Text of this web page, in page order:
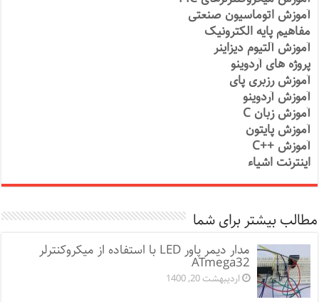
آموزش اتوماسیون صنعتی
مفاهیم پایه الکترونیک
آموزش آلتیوم دیزاینر
پروژه های آردوینو
آموزش رزبری پای
آموزش آردوینو
آموزش زبان C
آموزش پایتون
آموزش ++C
اینترنت اشیاء
مطالب بیشتر برای شما
مدار دیمر پاور LED با استفاده از میکروکنترلر
ATmega32
اردیبهشت 20, 1400